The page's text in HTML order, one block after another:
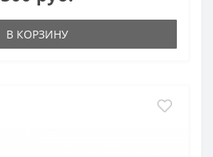
В КОРЗИНУ